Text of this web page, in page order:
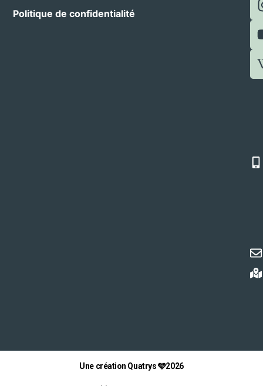
Politique de confidentialité
Une création Quatrys 🩵2026